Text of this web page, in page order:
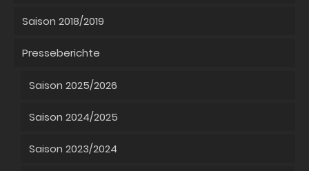
Saison 2018/2019
Presseberichte
Saison 2025/2026
Saison 2024/2025
Saison 2023/2024